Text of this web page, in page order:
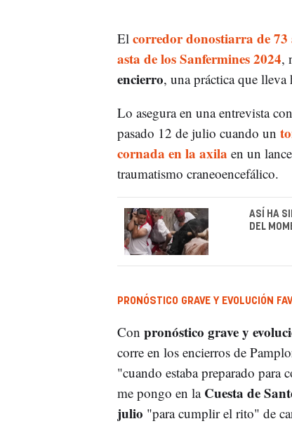
El corredor donostiarra de
asta de los Sanfermines 2024,
encierro, una práctica que lleva
Lo asegura en una entrevista
pasado 12 de julio cuando un
cornada en la axila en un
traumatismo craneoencefálico.
ASÍ HA
DEL
PRONÓSTICO GRAVE Y EVOLUCIÓN
Con pronóstico grave y
corre en los encierros de
"cuando estaba preparado para
me pongo en la Cuesta de
julio "para cumplir el rito" de